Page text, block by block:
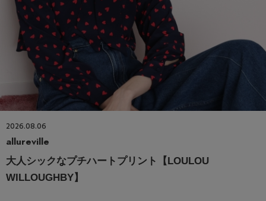
2026.08.06
allureville
大人シックなプチハートプリント【LOULOU
WILLOUGHBY】